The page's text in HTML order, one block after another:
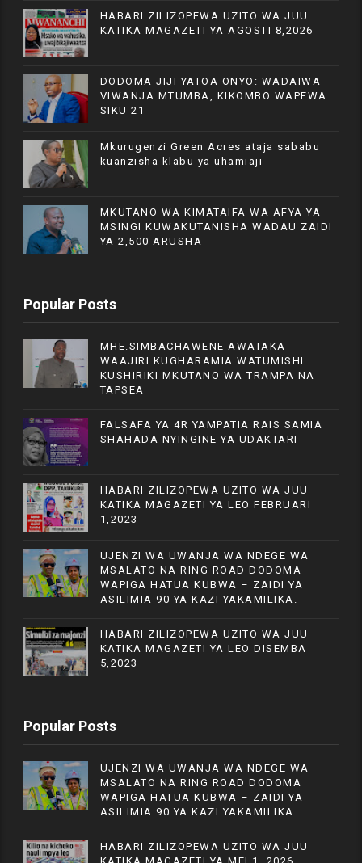
HABARI ZILIZOPEWA UZITO WA JUU
KATIKA MAGAZETI YA AGOSTI 8,2026
DODOMA JIJI YATOA ONYO: WADAIWA
VIWANJA MTUMBA, KIKOMBO WAPEWA
SIKU 21
Mkurugenzi Green Acres ataja sababu
kuanzisha klabu ya uhamiaji
MKUTANO WA KIMATAIFA WA AFYA YA
MSINGI KUWAKUTANISHA WADAU ZAIDI
YA 2,500 ARUSHA
Popular Posts
MHE.SIMBACHAWENE AWATAKA
WAAJIRI KUGHARAMIA WATUMISHI
KUSHIRIKI MKUTANO WA TRAMPA NA
TAPSEA
FALSAFA YA 4R YAMPATIA RAIS SAMIA
SHAHADA NYINGINE YA UDAKTARI
HABARI ZILIZOPEWA UZITO WA JUU
KATIKA MAGAZETI YA LEO FEBRUARI
1,2023
UJENZI WA UWANJA WA NDEGE WA
MSALATO NA RING ROAD DODOMA
WAPIGA HATUA KUBWA – ZAIDI YA
ASILIMIA 90 YA KAZI YAKAMILIKA.
HABARI ZILIZOPEWA UZITO WA JUU
KATIKA MAGAZETI YA LEO DISEMBA
5,2023
Popular Posts
UJENZI WA UWANJA WA NDEGE WA
MSALATO NA RING ROAD DODOMA
WAPIGA HATUA KUBWA – ZAIDI YA
ASILIMIA 90 YA KAZI YAKAMILIKA.
HABARI ZILIZOPEWA UZITO WA JUU